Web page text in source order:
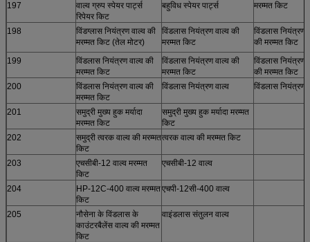
197
वाल्व ग्रुप स्पेयर पार्ट्स
रिपेयर किट
बहुविध स्पेयर पार्ट्स मरम्मत किट
198
विंडग्लास नियंत्रण वाल्व की
मरम्मत किट (तेल मोटर)
विंडलास नियंत्रण वाल्व की
मरम्मत किट
विंडलास नियंत्रण
की मरम्मत किट
199
विंडलास नियंत्रण वाल्व की
मरम्मत किट
विंडलास नियंत्रण वाल्व की
मरम्मत किट
विंडलास नियंत्रण
की मरम्मत किट
200
विंडलास नियंत्रण वाल्व की
मरम्मत किट
विंडलास नियंत्रण वाल्व विंडलास नियंत्रण
201
समुद्री मुख्य हुक मर्यादा
मरम्मत किट
समुद्री मुख्य हुक मर्यादा मरम्मत
किट
202
समुद्री त्वरक वाल्व की मरम्मत
किट
त्वरक वाल्व की मरम्मत किट
203
एचसीबी-12 वाल्व मरम्मत
किट
एचसीबी-12 वाल्व
204
HP-12C-400 वाल्व मरम्मत
किट
एचपी-12सी-400 वाल्व
205
नौसेना के विंडलास के
काउंटरबैलेंस वाल्व की मरम्मत
किट
वाइंडलास संतुलन वाल्व